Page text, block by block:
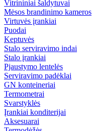
Vitrininiai šaldytuvai
Mėsos brandinimo kameros
Virtuvės įrankiai
Puodai
Keptuvės
Stalo serviravimo indai
Stalo įrankiai
Pjaustymo lentelės
Serviravimo padėklai
GN konteineriai
Termometrai
Svarstyklės
Įrankiai konditerijai
Aksesuarai